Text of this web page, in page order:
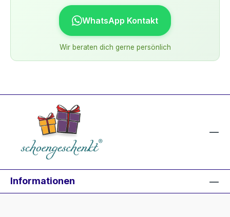
WhatsApp Kontakt
Wir beraten dich gerne persönlich
Informationen